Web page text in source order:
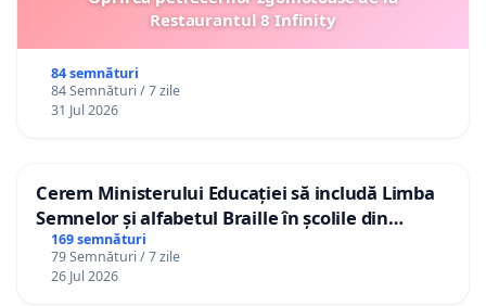
Restaurantul 8 Infinity
84 semnături
84 Semnături / 7 zile
31 Jul 2026
Cerem Ministerului Educației să includă Limba
Semnelor și alfabetul Braille în școlile din
Republica Moldova!
169 semnături
79 Semnături / 7 zile
26 Jul 2026